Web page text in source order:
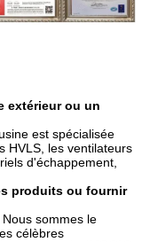
extérieur ou un
est spécialisée
HVLS, les ventilateurs
d'échappement,
produits ou fournir
sommes le
célèbres